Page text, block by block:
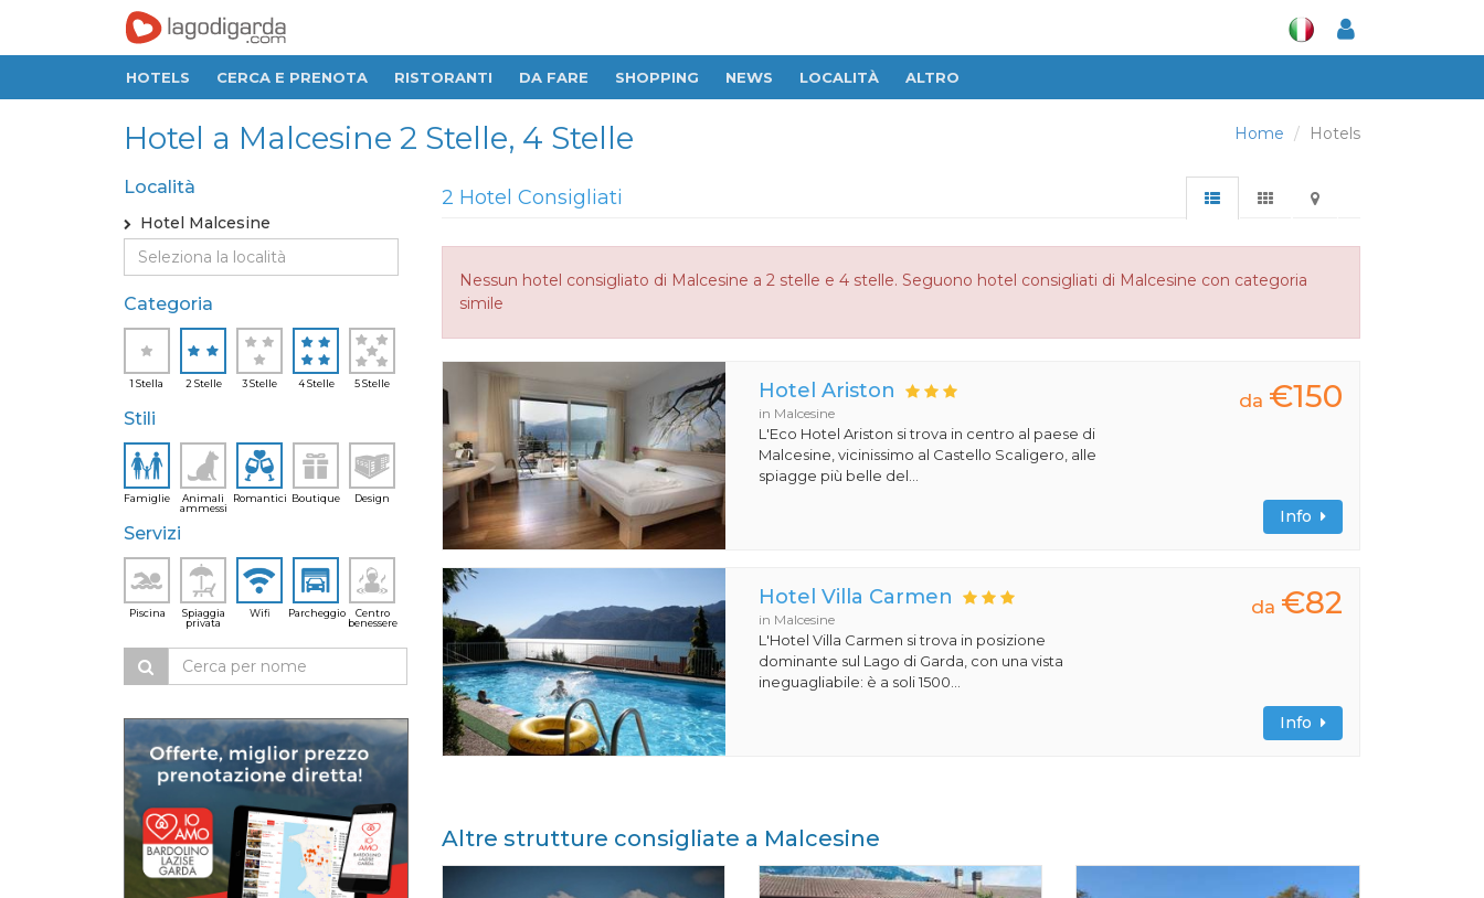
HOTELS CERCA E PRENOTA RISTORANTI DA FARE SHOPPING NEWS LOCALITÀ ALTRO
Home Hotels
Hotel a Malcesine 2 Stelle, 4 Stelle
Località
Hotel Malcesine
Categoria
1 Stella 2 Stelle 3 Stelle 4 Stelle 5 Stelle
Stili
Famiglie
Animali
ammessi
Romantici Boutique Design
Servizi
Piscina
Spiaggia
privata
Wifi Parcheggio
Centro
benessere
2 Hotel Consigliati
Nessun hotel consigliato di Malcesine a 2 stelle e 4 stelle. Seguono hotel consigliati di Malcesine con categoria
simile
Hotel Ariston
in Malcesine
L'Eco Hotel Ariston si trova in centro al paese di
Malcesine, vicinissimo al Castello Scaligero, alle
spiagge più belle del...
da €150
Info
Hotel Villa Carmen
in Malcesine
L'Hotel Villa Carmen si trova in posizione
dominante sul Lago di Garda, con una vista
ineguagliabile: è a soli 1500...
da €82
Info
Altre strutture consigliate a Malcesine